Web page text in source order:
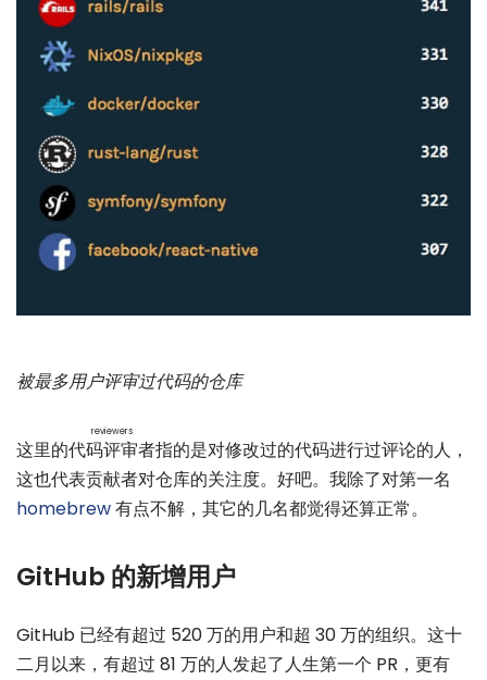
被最多用户评审过代码的仓库
这里的代码评审者
reviewers
指的是对修改过的代码进行过评论的人，
这也代表贡献者对仓库的关注度。好吧。我除了对第一名
homebrew有点不解，其它的几名都觉得还算正常。
GitHub 的新增用户
GitHub 已经有超过 520 万的用户和超 30 万的组织。这十
二月以来，有超过 81 万的人发起了人生第一个 PR，更有